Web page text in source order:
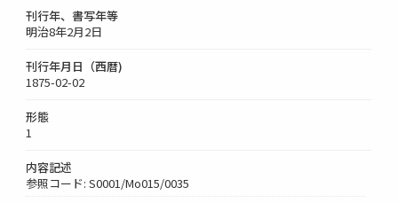
刊行年、書写年等
明治8年2月2日
刊行年月日（西暦)
1875-02-02
形態
1
内容記述
参照コード: S0001/Mo015/0035